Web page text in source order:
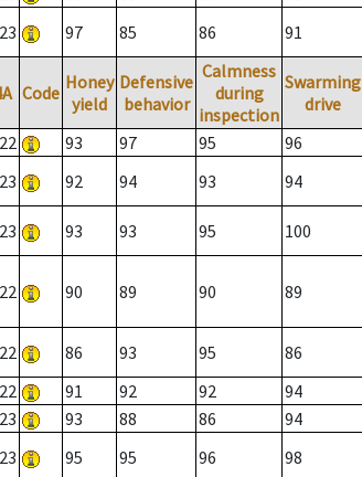
97 85 86 91
Code Honey
yield
Defensive
behavior
Calmness
during
inspection
Swarming
drive
93 97 95 96
92 94 93 94
93 93 95 100
90 89 90 89
86 93 95 86
91 92 92 94
93 88 86 94
95 95 96 98